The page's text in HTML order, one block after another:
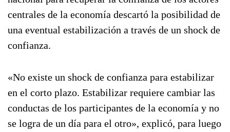
centrales de la economía descartó la posibilidad de
una eventual estabilización a través de un shock de
confianza.
«No existe un shock de confianza para estabilizar
en el corto plazo. Estabilizar requiere cambiar las
conductas de los participantes de la economía y no
se logra de un día para el otro», explicó, para luego